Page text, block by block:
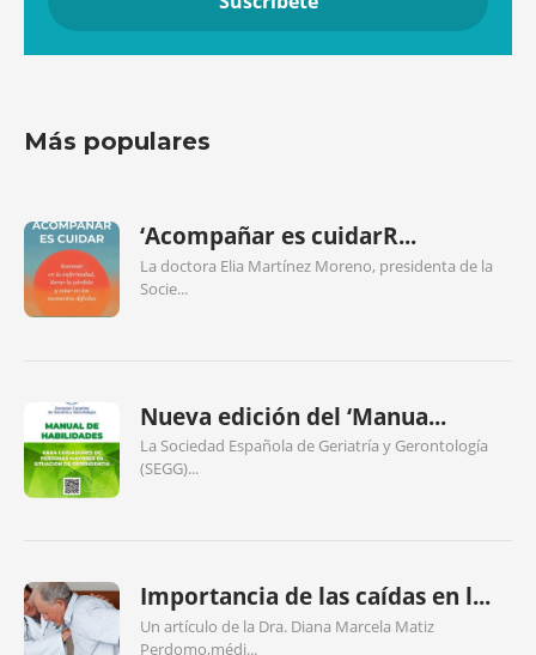
Más populares
‘Acompañar es cuidarR...
La doctora Elia Martínez Moreno, presidenta de la
Socie...
Nueva edición del ‘Manua...
La Sociedad Española de Geriatría y Gerontología
(SEGG)...
Importancia de las caídas en l...
Un artículo de la Dra. Diana Marcela Matiz
Perdomo,médi...